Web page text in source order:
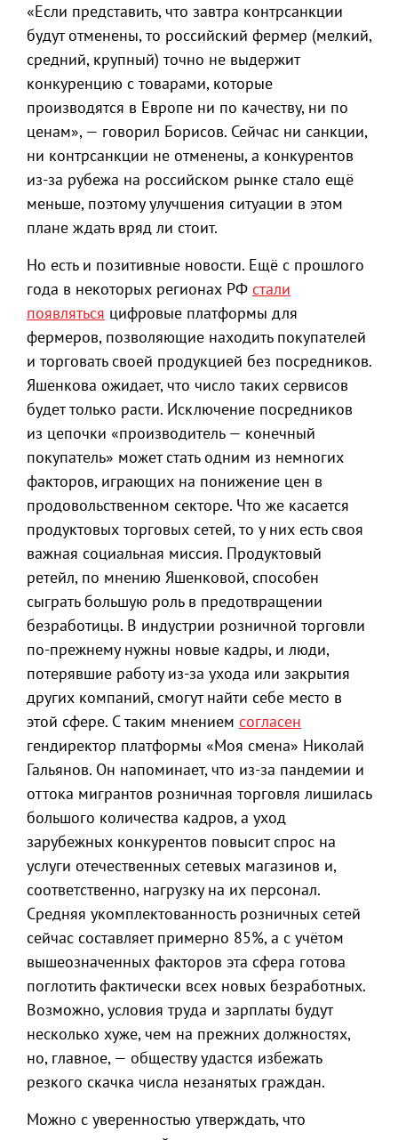
«Если представить, что завтра контрсанкции
будут отменены, то российский фермер (мелкий,
средний, крупный) точно не выдержит
конкуренцию с товарами, которые
производятся в Европе ни по качеству, ни по
ценам», — говорил Борисов. Сейчас ни санкции,
ни контрсанкции не отменены, а конкурентов
из-за рубежа на российском рынке стало ещё
меньше, поэтому улучшения ситуации в этом
плане ждать вряд ли стоит.
Но есть и позитивные новости. Ещё с прошлого
года в некоторых регионах РФ стали
появляться цифровые платформы для
фермеров, позволяющие находить покупателей
и торговать своей продукцией без посредников.
Яшенкова ожидает, что число таких сервисов
будет только расти. Исключение посредников
из цепочки «производитель — конечный
покупатель» может стать одним из немногих
факторов, играющих на понижение цен в
продовольственном секторе. Что же касается
продуктовых торговых сетей, то у них есть своя
важная социальная миссия. Продуктовый
ретейл, по мнению Яшенковой, способен
сыграть большую роль в предотвращении
безработицы. В индустрии розничной торговли
по-прежнему нужны новые кадры, и люди,
потерявшие работу из-за ухода или закрытия
других компаний, смогут найти себе место в
этой сфере. С таким мнением согласен
гендиректор платформы «Моя смена» Николай
Гальянов. Он напоминает, что из-за пандемии и
оттока мигрантов розничная торговля лишилась
большого количества кадров, а уход
зарубежных конкурентов повысит спрос на
услуги отечественных сетевых магазинов и,
соответственно, нагрузку на их персонал.
Средняя укомплектованность розничных сетей
сейчас составляет примерно 85%, а с учётом
вышеозначенных факторов эта сфера готова
поглотить фактически всех новых безработных.
Возможно, условия труда и зарплаты будут
несколько хуже, чем на прежних должностях,
но, главное, — обществу удастся избежать
резкого скачка числа незанятых граждан.
Можно с уверенностью утверждать, что